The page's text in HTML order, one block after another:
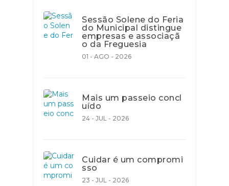
Sessão Solene do Feria
do Municipal distingue
empresas e associaçã
o da Freguesia
01 - AGO - 2026
Mais um passeio concl
uído
24 - JUL - 2026
Cuidar é um compromi
sso
23 - JUL - 2026